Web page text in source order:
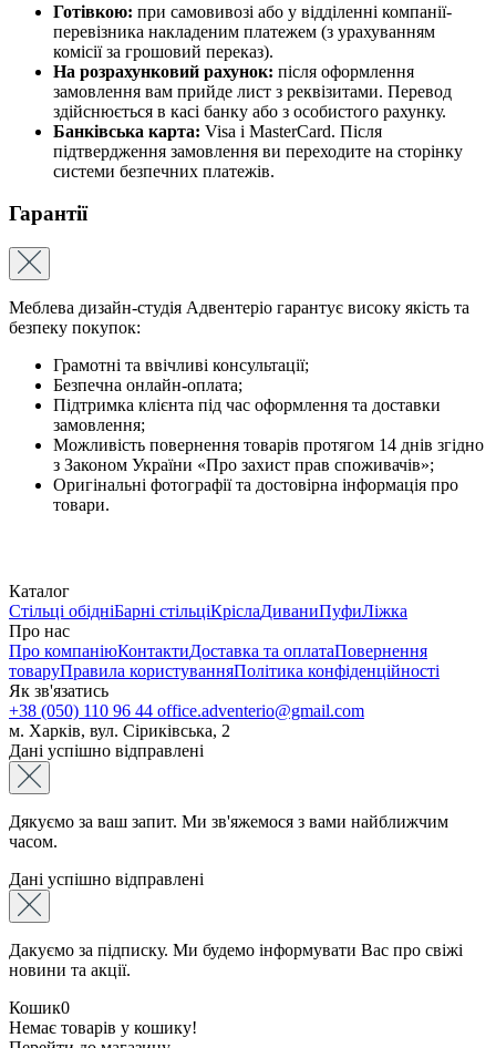
Готівкою: при самовивозі або у відділенні компанії-
перевізника накладеним платежем (з урахуванням
комісії за грошовий переказ).
На розрахунковий рахунок: після оформлення
замовлення вам прийде лист з реквізитами. Перевод
здійснюється в касі банку або з особистого рахунку.
Банківська карта: Visa і MasterCard. Після
підтвердження замовлення ви переходите на сторінку
системи безпечних платежів.
Гарантії
Меблева дизайн-студія Адвентеріо гарантує високу якість та
безпеку покупок:
Грамотні та ввічливі консультації;
Безпечна онлайн-оплата;
Підтримка клієнта під час оформлення та доставки
замовлення;
Можливість повернення товарів протягом 14 днів згідно
з Законом України «Про захист прав споживачів»;
Оригінальні фотографії та достовірна інформація про
товари.
Каталог
Стільці обідніБарні стільціКріслаДиваниПуфиЛіжка
Про нас
Про компаніюКонтактиДоставка та оплатаПовернення
товаруПравила користуванняПолітика конфіденційності
Як зв'язатись
+38 (050) 110 96 44 office.adventerio@gmail.com
м. Харків, вул. Сіриківська, 2
Дані успішно відправлені
Дякуємо за ваш запит. Ми зв'яжемося з вами найближчим
часом.
Дані успішно відправлені
Дакуємо за підписку. Ми будемо інформувати Вас про свіжі
новини та акції.
Кошик0
Немає товарів у кошику!